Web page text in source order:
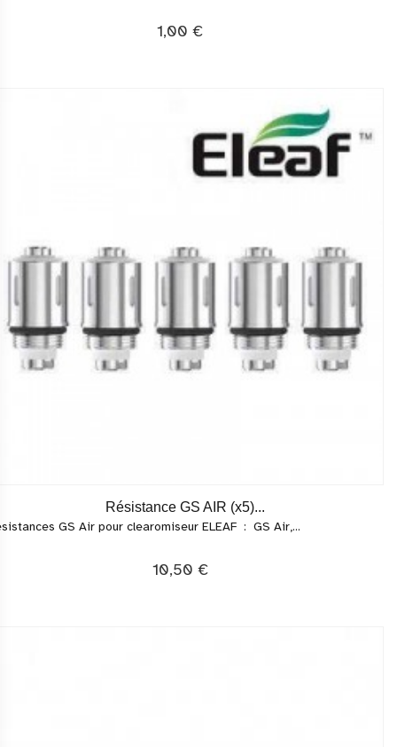
1,00 €
Résistance GS AIR (x5)...
GS Air pour clearomiseur ELEAF : GS Air,...
10,50 €